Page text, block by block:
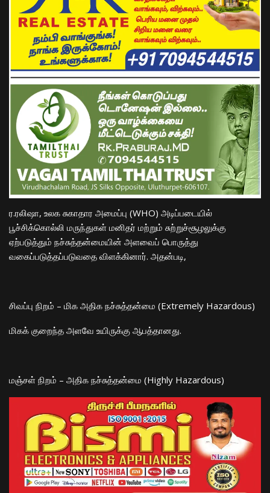
ர.ரலிஷா, உலக சுகாதார அமைப்பு (WHO) அடிப்படையில்
பூச்சிக்கொல்லி மருந்துகள் மனிதர் மற்றும் சுற்றுச்சூழலுக்கு
ஏற்படுத்தும் நச்சுத்தன்மையின் அளவைப் பொருத்து
வகைப்படுத்தப்படுவதை விளக்கினார். அதன்படி,
சிவப்பு நிறம் – மிக அதிக நச்சுத்தன்மை (Extremely Hazardous)
மிகக் குறைந்த அளவே உயிருக்கு ஆபத்தானது.
மஞ்சள் நிறம் – அதிக நச்சுத்தன்மை (Highly Hazardous)